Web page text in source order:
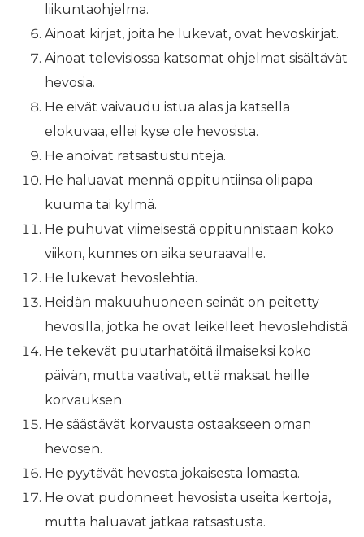
liikuntaohjelma.
Ainoat kirjat, joita he lukevat, ovat hevoskirjat.
Ainoat televisiossa katsomat ohjelmat sisältävät
hevosia.
He eivät vaivaudu istua alas ja katsella
elokuvaa, ellei kyse ole hevosista.
He anoivat ratsastustunteja.
He haluavat mennä oppituntiinsa olipapa
kuuma tai kylmä.
He puhuvat viimeisestä oppitunnistaan ​​koko
viikon, kunnes on aika seuraavalle.
He lukevat hevoslehtiä.
Heidän makuuhuoneen seinät on peitetty
hevosilla, jotka he ovat leikelleet hevoslehdistä.
He tekevät puutarhatöitä ilmaiseksi koko
päivän, mutta vaativat, että maksat heille
korvauksen.
He säästävät korvausta ostaakseen oman
hevosen.
He pyytävät hevosta jokaisesta lomasta.
He ovat pudonneet hevosista useita kertoja,
mutta haluavat jatkaa ratsastusta.